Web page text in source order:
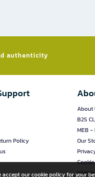
authenticity​
Policy
About
B2S
MEB -
Our
accept our cookie policy for your